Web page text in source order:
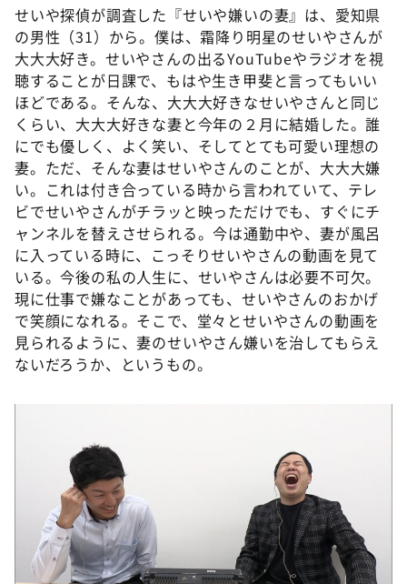
ぺこぱのまるスポ
アナ回覧板
せいや探偵が調査した『せいや嫌いの妻』は、愛知県
の男性（31）から。僕は、霜降り明星のせいやさんが
大大大好き。せいやさんの出るYouTubeやラジオを視
聴することが日課で、もはや生き甲斐と言ってもいい
ほどである。そんな、大大大好きなせいやさんと同じ
くらい、大大大好きな妻と今年の２月に結婚した。誰
にでも優しく、よく笑い、そしてとても可愛い理想の
妻。ただ、そんな妻はせいやさんのことが、大大大嫌
い。これは付き合っている時から言われていて、テレ
ビでせいやさんがチラッと映っただけでも、すぐにチ
ャンネルを替えさせられる。今は通勤中や、妻が風呂
に入っている時に、こっそりせいやさんの動画を見て
いる。今後の私の人生に、せいやさんは必要不可欠。
現に仕事で嫌なことがあっても、せいやさんのおかげ
で笑顔になれる。そこで、堂々とせいやさんの動画を
見られるように、妻のせいやさん嫌いを治してもらえ
ないだろうか、というもの。